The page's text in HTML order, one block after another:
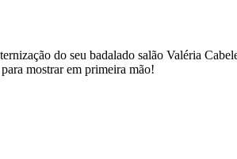
do seu badalado salão Valéria
mostrar em primeira mão!